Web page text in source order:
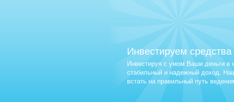
Инвестируем
Инвестируя с умом Ваши деньги в
стабильный и надежный доход.
встать на правильный путь